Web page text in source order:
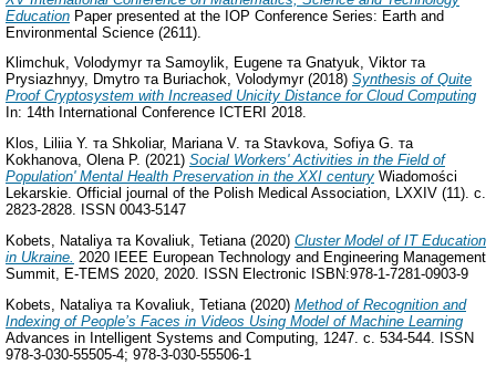
Education Paper presented at the IOP Conference Series: Earth and
Environmental Science (2611).
Klimchuk, Volodymyrта Samoylik, Eugene та Gnatyuk, Viktorта
Prysiazhnyy, Dmytro та Buriachok, Volodymyr(2018) Synthesis of Quite
Proof Cryptosystem with Increased Unicity Distance for Cloud Computing
In: 14th International Conference ICTERI 2018.
Klos, Liliia Y. та Shkoliar, Mariana V. та Stavkova, Sofiya G. та
Kokhanova, Olena P. (2021) Social Workers' Activities in the Field of
Population' Mental Health Preservation in the XXI century Wiadomości
Lekarskie. Official journal of the Polish Medical Association, LXXIV (11). с.
2823-2828. ISSN 0043-5147
Kobets, Nataliya та Kovaliuk, Tetiana (2020) Cluster Model of IT Education
in Ukraine. 2020 IEEE European Technology and Engineering Management
Summit, E-TEMS 2020, 2020. ISSN Electronic ISBN:978-1-7281-0903-9
Kobets, Nataliya та Kovaliuk, Tetiana (2020) Method of Recognition and
Indexing of People’s Faces in Videos Using Model of Machine Learning
Advances in Intelligent Systems and Computing, 1247. с. 534-544. ISSN
978-3-030-55505-4; 978-3-030-55506-1